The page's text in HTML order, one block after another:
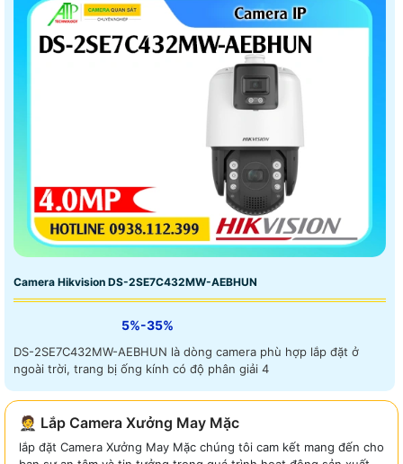
Camera Hikvision DS-2SE7C432MW-AEBHUN
5%-35%
DS-2SE7C432MW-AEBHUN là dòng camera phù hợp lắp đặt ở
ngoài trời, trang bị ống kính có độ phân giải 4
🤵 Lắp Camera Xưởng May Mặc
lắp đặt Camera Xưởng May Mặc chúng tôi cam kết mang đến cho